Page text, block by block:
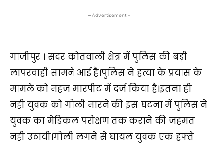
– Advertisement –
गाजीपुर । सदर कोतवाली क्षेत्र में पुलिस की बड़ी
लापरवाही सामने आई है।पुलिस ने हत्या के प्रयास के
मामले को महज मारपीट में दर्ज किया है।इतना ही
नही युवक को गोली मारने की इस घटना में पुलिस ने
युवक का मेडिकल परीक्षण तक कराने की जहमत
नही उठायी।गोली लगने से घायल युवक एक हफ्ते